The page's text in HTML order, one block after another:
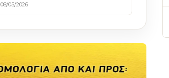
08/05/2026